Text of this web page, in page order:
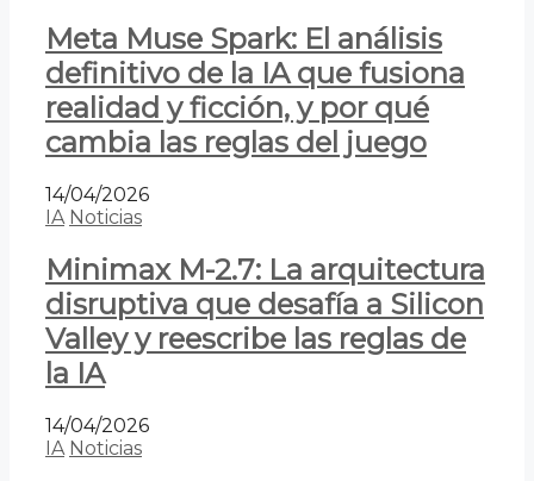
Meta Muse Spark: El análisis
definitivo de la IA que fusiona
realidad y ficción, y por qué
cambia las reglas del juego
14/04/2026
IA Noticias
Minimax M-2.7: La arquitectura
disruptiva que desafía a Silicon
Valley y reescribe las reglas de
la IA
14/04/2026
IA Noticias